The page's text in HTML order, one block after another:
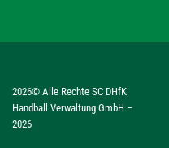
2026© Alle Rechte SC DHfK
Handball Verwaltung GmbH –
2026